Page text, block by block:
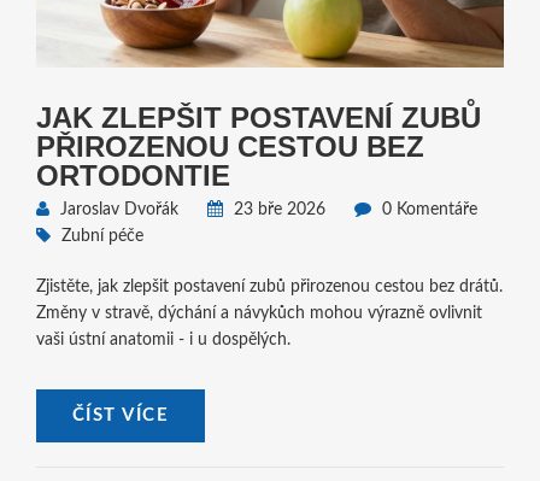
JAK ZLEPŠIT POSTAVENÍ ZUBŮ
PŘIROZENOU CESTOU BEZ
ORTODONTIE
Jaroslav Dvořák 23 bře 2026
0 Komentáře
Zubní péče
Zjistěte, jak zlepšit postavení zubů přirozenou cestou bez drátů.
Změny v stravě, dýchání a návykůch mohou výrazně ovlivnit
vaši ústní anatomii - i u dospělých.
ČÍST VÍCE